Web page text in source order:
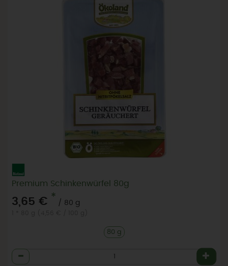
Premium Schinkenwürfel 80g
3,65 € *
/ 80 g
80 g
Anzahl